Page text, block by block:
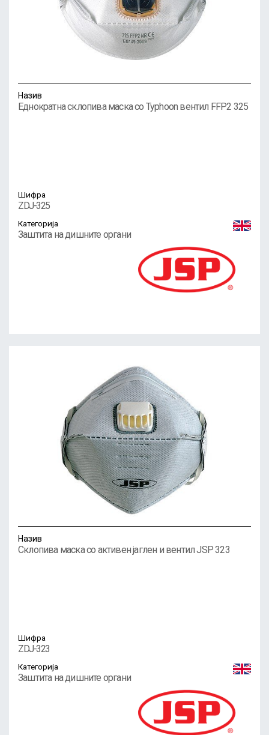
Назив
Еднократна склопива маска со Typhoon вентил FFP2 325
Шифра
ZDJ-325
Категорија
Заштита на дишните органи
Назив
Склопива маска со активен јаглен и вентил JSP 323
Шифра
ZDJ-323
Категорија
Заштита на дишните органи